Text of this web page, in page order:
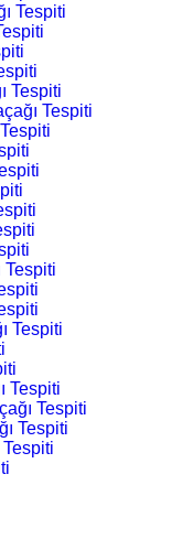
Tespiti
Tespiti
Tespiti
Tespiti
Tespiti
Tespiti
Tespiti
Tespiti
Tespiti